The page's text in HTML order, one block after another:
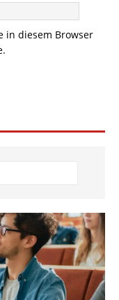
in diesem Browser